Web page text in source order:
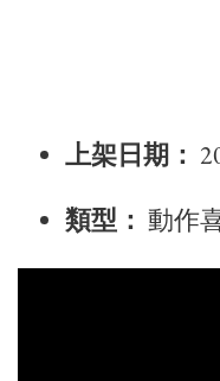
上架日期：
類型： 動作